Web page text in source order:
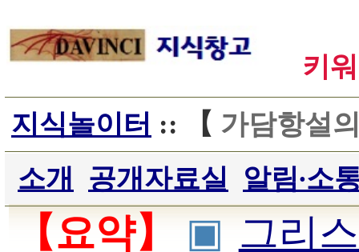
키
지식놀이터 :: 【 가담항설
소개
공개자료실 알림∙소
【요약】 ▣ 그리